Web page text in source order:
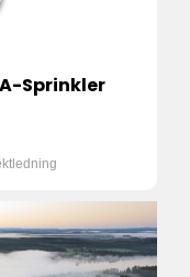
Sprinkler